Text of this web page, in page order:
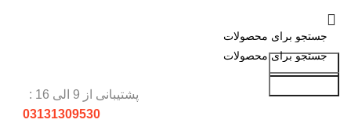
جست و جو
پشتیبانی از 9 الی 16 :
03131309530